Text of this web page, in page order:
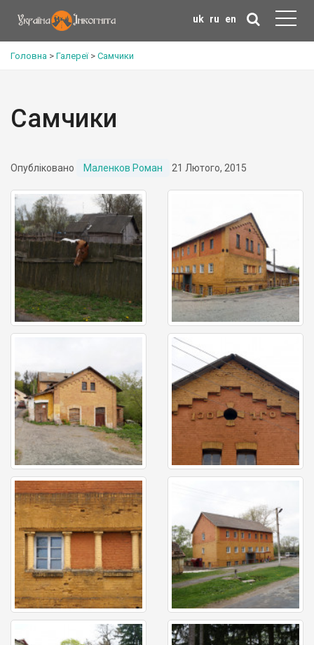
uk ru en
Головна > Галереї> Самчики
Самчики
Опубліковано Маленков Роман 21 Лютого, 2015